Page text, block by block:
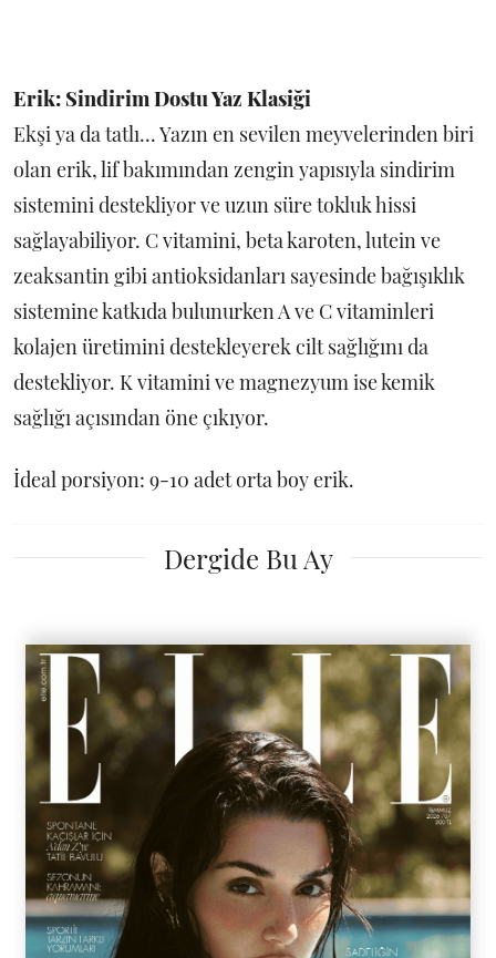
Erik: Sindirim Dostu Yaz Klasiği
Ekşi ya da tatlı... Yazın en sevilen meyvelerinden biri
olan erik, lif bakımından zengin yapısıyla sindirim
sistemini destekliyor ve uzun süre tokluk hissi
sağlayabiliyor. C vitamini, beta karoten, lutein ve
zeaksantin gibi antioksidanları sayesinde bağışıklık
sistemine katkıda bulunurken A ve C vitaminleri
kolajen üretimini destekleyerek cilt sağlığını da
destekliyor. K vitamini ve magnezyum ise kemik
sağlığı açısından öne çıkıyor.
İdeal porsiyon: 9-10 adet orta boy erik.
Dergide Bu Ay